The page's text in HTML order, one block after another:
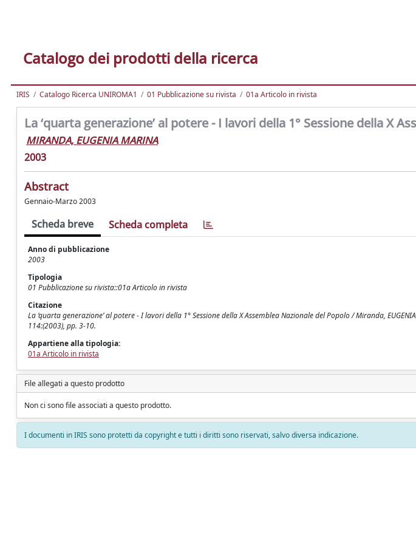
Catalogo dei prodotti della ricerca
IRIS Catalogo Ricerca UNIROMA1 01 Pubblicazione su rivista 01a Articolo in rivista
La ‘quarta generazione’ al potere - I lavori della 1° Sessione della X
MIRANDA, EUGENIA MARINA
2003
Abstract
Gennaio-Marzo 2003
Scheda breve Scheda completa
Anno di pubblicazione
2003
Tipologia
01 Pubblicazione su rivista::01a Articolo in rivista
Citazione
La ‘quarta generazione’ al potere - I lavori della 1° Sessione della X Assemblea Nazionale del Popolo / Miranda,
114:(2003), pp. 3-10.
Appartiene alla tipologia:
01a Articolo in rivista
File allegati a questo prodotto
Non ci sono file associati a questo prodotto.
I documenti in IRIS sono protetti da copyright e tutti i diritti sono riservati, salvo diversa indicazione.